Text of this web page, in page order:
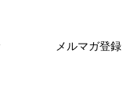
メルマガ登